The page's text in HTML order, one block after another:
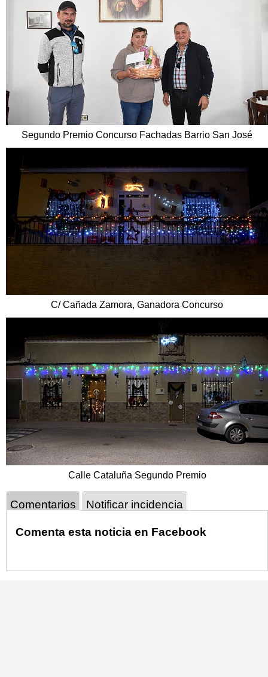
Segundo Premio Concurso Fachadas Barrio San José
C/ Cañada Zamora, Ganadora Concurso
Calle Cataluña Segundo Premio
Comentarios Notificar incidencia
Comenta esta noticia en Facebook